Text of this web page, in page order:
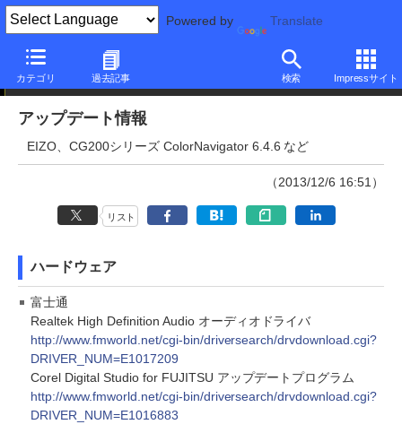
Powered by Translate
カテゴリ 過去記事 検索 Impressサイト
アップデート情報
アップデート情報
EIZO、CG200シリーズ ColorNavigator 6.4.6 など
（2013/12/6 16:51）
リスト
ハードウェア
富士通
Realtek High Definition Audio オーディオドライバ
http://www.fmworld.net/cgi-bin/driversearch/drvdownload.cgi?
DRIVER_NUM=E1017209
Corel Digital Studio for FUJITSU アップデートプログラム
http://www.fmworld.net/cgi-bin/driversearch/drvdownload.cgi?
DRIVER_NUM=E1016883